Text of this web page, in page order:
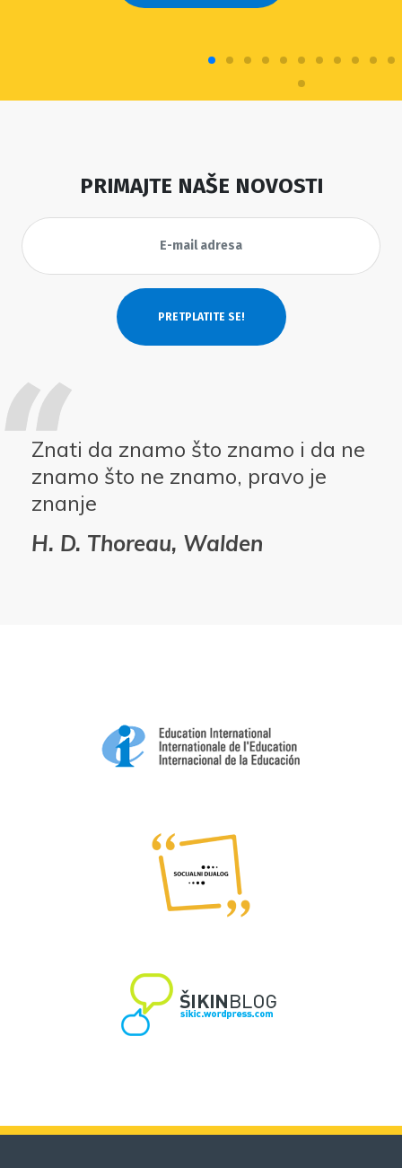
PRIMAJTE NAŠE NOVOSTI
Znati da znamo što znamo i da ne
znamo što ne znamo, pravo je
znanje
H. D. Thoreau, Walden